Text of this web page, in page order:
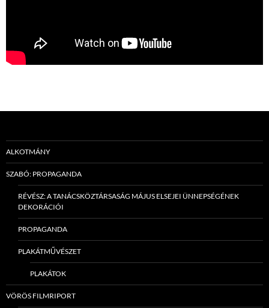
ALKOTMÁNY
SZABÓ: PROPAGANDA
RÉVÉSZ: A TANÁCSKÖZTÁRSASÁG MÁJUS ELSEJEI ÜNNEPSÉGÉNEK
DEKORÁCIÓI
PROPAGANDA
PLAKÁTMŰVÉSZET
PLAKÁTOK
VÖRÖS FILMRIPORT